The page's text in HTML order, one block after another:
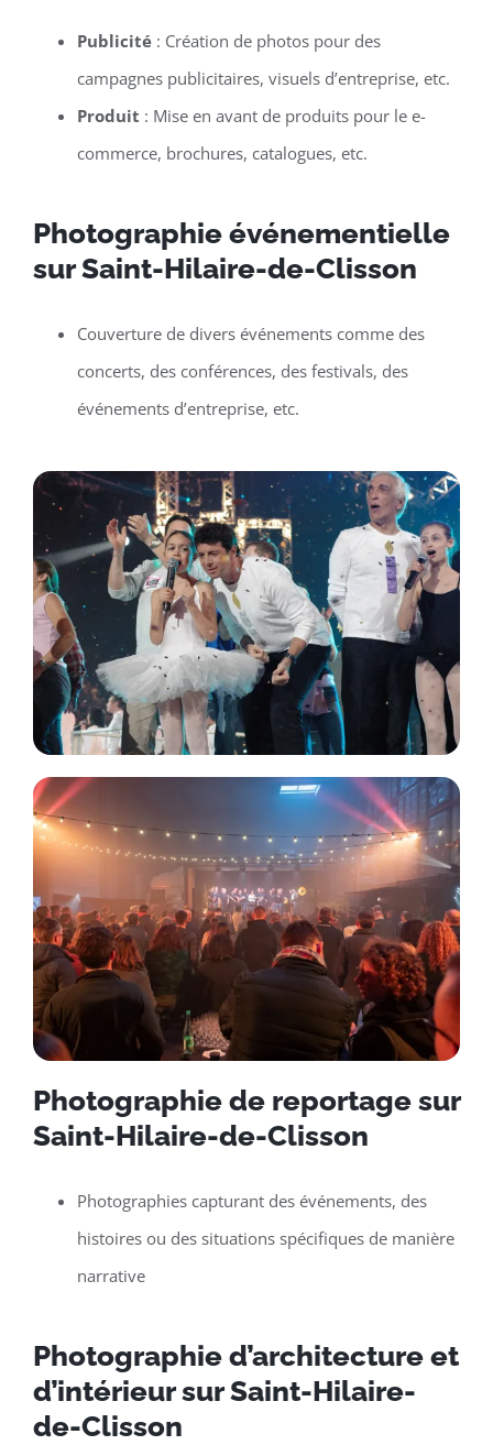
Publicité: Création de photos pour des
campagnes publicitaires, visuels d’entreprise, etc.
Produit : Mise en avant de produits pour le e-
commerce, brochures, catalogues, etc.
Photographie événementielle
sur Saint-Hilaire-de-Clisson
Couverture de divers événements comme des
concerts, des conférences, des festivals, des
événements d’entreprise, etc.
Photographie de reportage sur
Saint-Hilaire-de-Clisson
Photographies capturant des événements, des
histoires ou des situations spécifiques de manière
narrative
Photographie d’architecture et
d’intérieur sur Saint-Hilaire-
de-Clisson